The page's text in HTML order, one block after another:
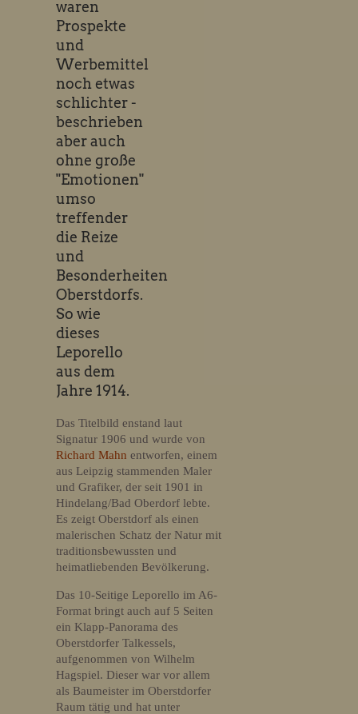
waren
Prospekte
und
Werbemittel
noch etwas
schlichter -
beschrieben
aber auch
ohne große
"Emotionen"
umso
treffender
die Reize
und
Besonderheiten
Oberstdorfs.
So wie
dieses
Leporello
aus dem
Jahre 1914.
Das Titelbild enstand laut
Signatur 1906 und wurde von
Richard Mahn entworfen, einem
aus Leipzig stammenden Maler
und Grafiker, der seit 1901 in
Hindelang/Bad Oberdorf lebte.
Es zeigt Oberstdorf als einen
malerischen Schatz der Natur mit
traditionsbewussten und
heimatliebenden Bevölkerung.
Das 10-Seitige Leporello im A6-
Format bringt auch auf 5 Seiten
ein Klapp-Panorama des
Oberstdorfer Talkessels,
aufgenommen von Wilhelm
Hagspiel. Dieser war vor allem
als Baumeister im Oberstdorfer
Raum tätig und hat unter